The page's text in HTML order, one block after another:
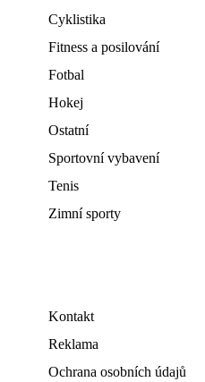
Cyklistika
Fitness a posilování
Fotbal
Hokej
Ostatní
Sportovní vybavení
Tenis
Zimní sporty
Kontakt
Reklama
Ochrana osobních údajů